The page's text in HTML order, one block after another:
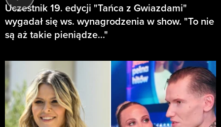
Uczestnik 19. edycji "Tańca z Gwiazdami"
wygadał się ws. wynagrodzenia w show. "To nie
są aż takie pieniądze..."